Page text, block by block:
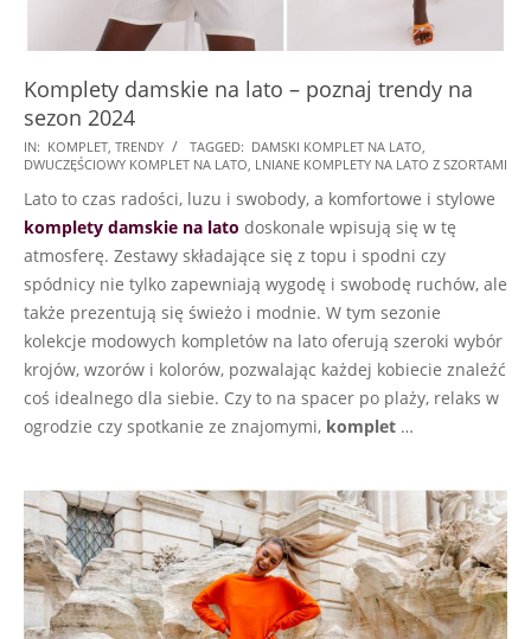
Komplety damskie na lato – poznaj trendy na
sezon 2024
2024-
01-
29
IN: KOMPLET, TRENDY TAGGED: DAMSKI KOMPLET NA LATO,
DWUCZĘŚCIOWY KOMPLET NA LATO, LNIANE KOMPLETY NA LATO Z SZORTAMI
Lato to czas radości, luzu i swobody, a komfortowe i stylowe
komplety damskie na lato doskonale wpisują się w tę
atmosferę. Zestawy składające się z topu i spodni czy
spódnicy nie tylko zapewniają wygodę i swobodę ruchów, ale
także prezentują się świeżo i modnie. W tym sezonie
kolekcje modowych kompletów na lato oferują szeroki wybór
krojów, wzorów i kolorów, pozwalając każdej kobiecie znaleźć
coś idealnego dla siebie. Czy to na spacer po plaży, relaks w
ogrodzie czy spotkanie ze znajomymi, komplet …